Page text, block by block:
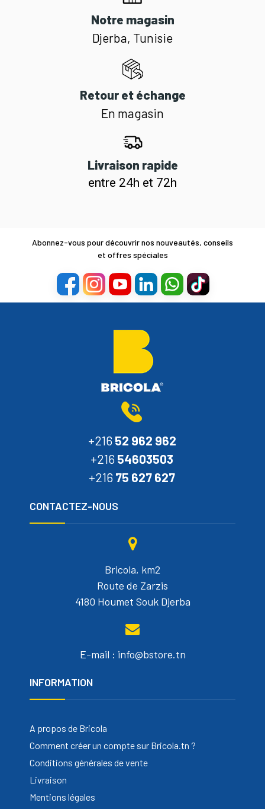
Notre magasin
Djerba, Tunisie
Retour et échange
En magasin
Livraison rapide
entre 24h et 72h
Abonnez-vous pour découvrir nos nouveautés, conseils
et offres spéciales
+216 52 962 962
+216 54603503
+216 75 627 627
CONTACTEZ-NOUS
Bricola, km2
Route de Zarzis
4180 Houmet Souk Djerba
E-mail : info@bstore.tn
INFORMATION
A propos de Bricola
Comment créer un compte sur Bricola.tn ?
Conditions générales de vente
Livraison
Mentions légales